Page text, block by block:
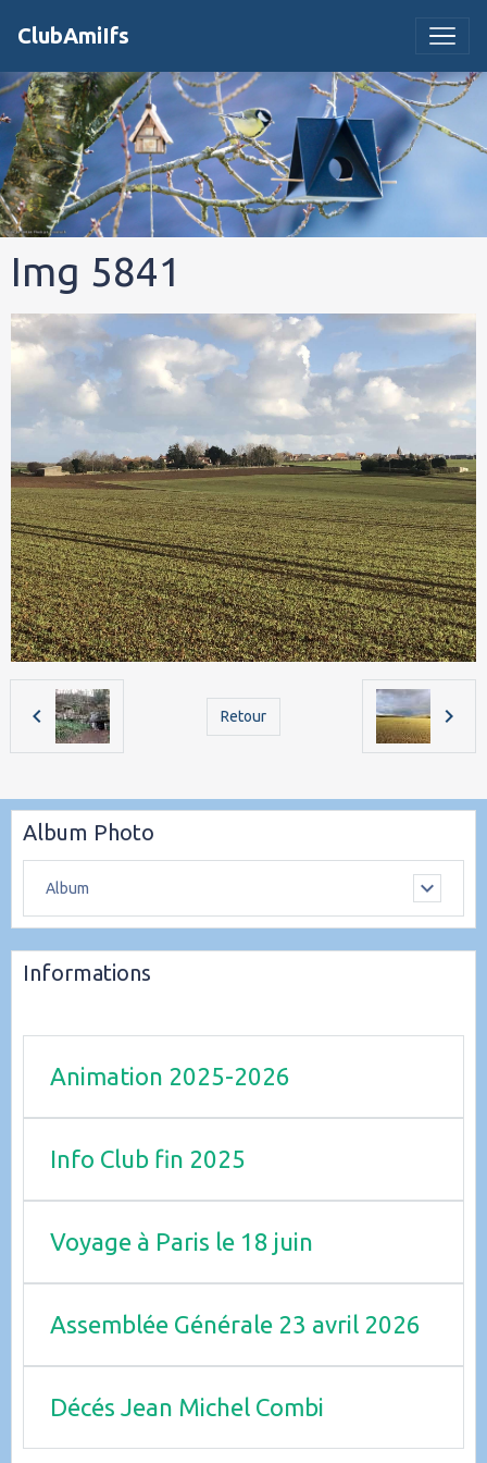
ClubAmiIfs
Img 5841
Retour
Album Photo
Album
Informations
Animation 2025-2026
Info Club fin 2025
Voyage à Paris le 18 juin
Assemblée Générale 23 avril 2026
Décés Jean Michel Combi